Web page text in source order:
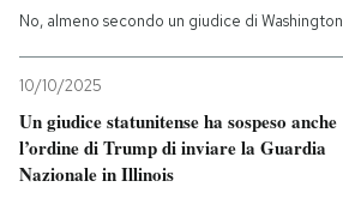
No, almeno secondo un giudice di Washington
10/10/2025
Un giudice statunitense ha sospeso anche
l’ordine di Trump di inviare la Guardia
Nazionale in Illinois